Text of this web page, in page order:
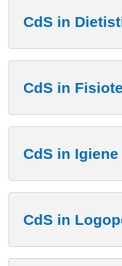
CdS in
CdS in
CdS in
CdS in